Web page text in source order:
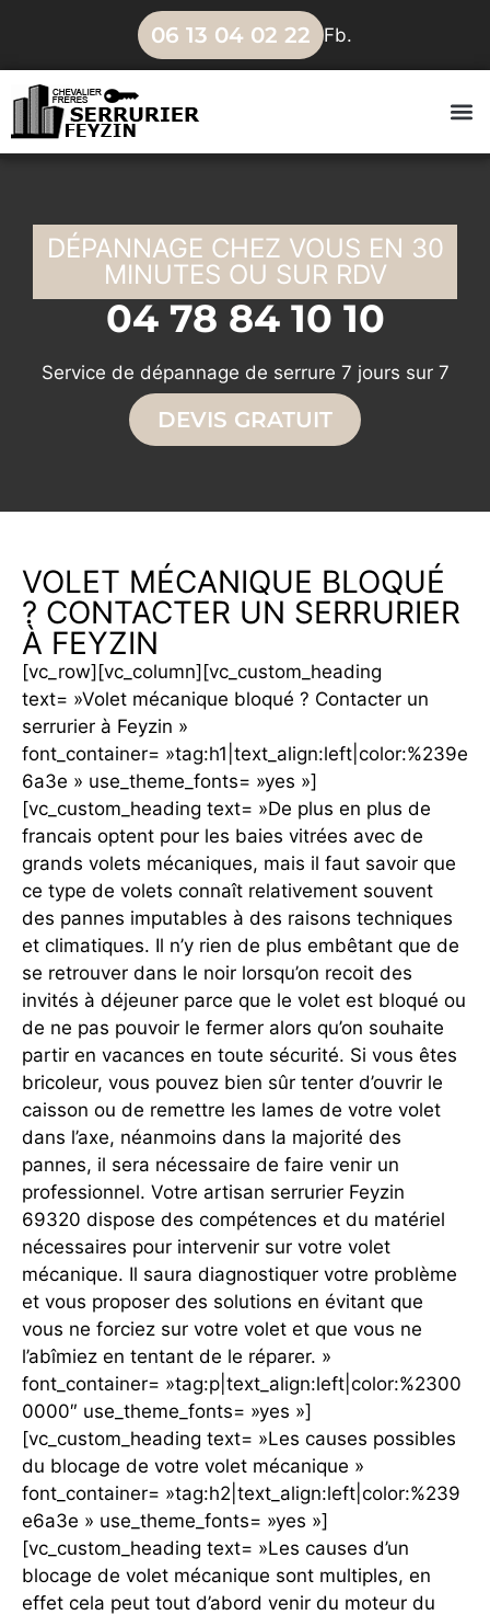
06 13 04 02 22 Fb.
DÉPANNAGE CHEZ VOUS EN 30
MINUTES OU SUR RDV
04 78 84 10 10
Service de dépannage de serrure 7 jours sur 7
DEVIS GRATUIT
VOLET MÉCANIQUE BLOQUÉ
? CONTACTER UN SERRURIER
À FEYZIN
[vc_row][vc_column][vc_custom_heading
text= »Volet mécanique bloqué ? Contacter un
serrurier à Feyzin »
font_container= »tag:h1|text_align:left|color:%239e
6a3e » use_theme_fonts= »yes »]
[vc_custom_heading text= »De plus en plus de
francais optent pour les baies vitrées avec de
grands volets mécaniques, mais il faut savoir que
ce type de volets connaît relativement souvent
des pannes imputables à des raisons techniques
et climatiques. Il n’y rien de plus embêtant que de
se retrouver dans le noir lorsqu’on recoit des
invités à déjeuner parce que le volet est bloqué ou
de ne pas pouvoir le fermer alors qu’on souhaite
partir en vacances en toute sécurité. Si vous êtes
bricoleur, vous pouvez bien sûr tenter d’ouvrir le
caisson ou de remettre les lames de votre volet
dans l’axe, néanmoins dans la majorité des
pannes, il sera nécessaire de faire venir un
professionnel. Votre artisan serrurier Feyzin
69320 dispose des compétences et du matériel
nécessaires pour intervenir sur votre volet
mécanique. Il saura diagnostiquer votre problème
et vous proposer des solutions en évitant que
vous ne forciez sur votre volet et que vous ne
l’abîmiez en tentant de le réparer. »
font_container= »tag:p|text_align:left|color:%2300
0000″ use_theme_fonts= »yes »]
[vc_custom_heading text= »Les causes possibles
du blocage de votre volet mécanique »
font_container= »tag:h2|text_align:left|color:%239
e6a3e » use_theme_fonts= »yes »]
[vc_custom_heading text= »Les causes d’un
blocage de volet mécanique sont multiples, en
effet cela peut tout d’abord venir du moteur du